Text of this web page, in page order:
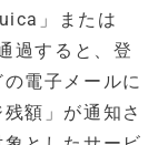
」または
過すると、登
電子メールに
額」が通知さ